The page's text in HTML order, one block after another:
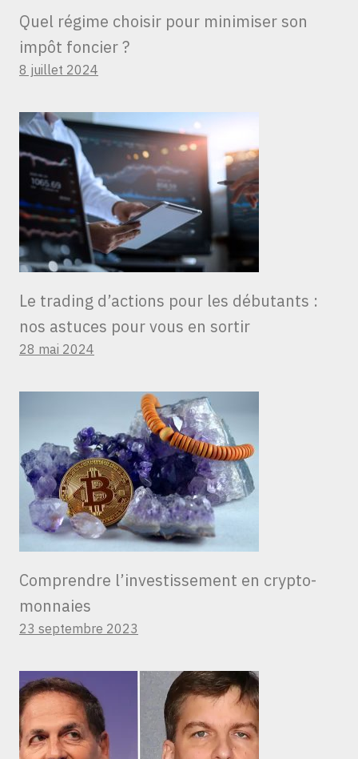
Quel régime choisir pour minimiser son
impôt foncier ?
8 juillet 2024
Le trading d’actions pour les débutants :
nos astuces pour vous en sortir
28 mai 2024
Comprendre l’investissement en crypto-
monnaies
23 septembre 2023